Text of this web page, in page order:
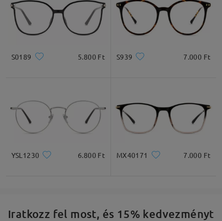
S0189 5.800 Ft S939 7.000 Ft
YSL1230 6.800 Ft MX40171 7.000 Ft
Iratkozz fel most, és 15% kedvezményt